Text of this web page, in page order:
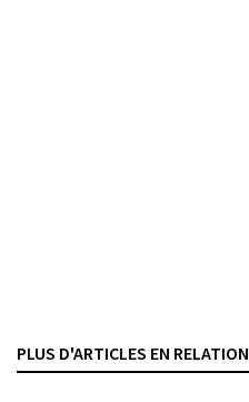
Genève, Schulthess, 2024
PLUS D'ARTICLES EN RELATION